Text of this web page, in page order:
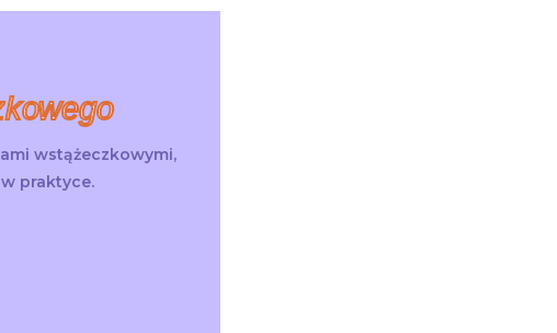
wstążeczkowymi,
praktyce.